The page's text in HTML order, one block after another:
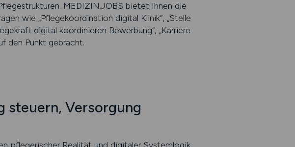
MEDIZIN.JOBS bietet Ihnen die
wie „Pflegekoordination digital Klinik“, „Stelle
digital koordinieren Bewerbung“, „Karriere
den Punkt gebracht.
steuern, Versorgung